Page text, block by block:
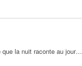
la nuit raconte au jour…